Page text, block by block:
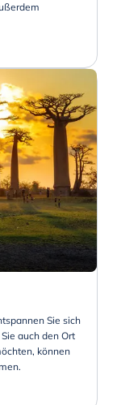
Sie sich
auch den Ort
können